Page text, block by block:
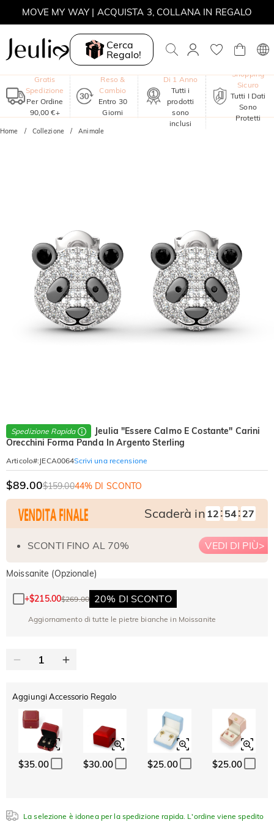
MOVE MY WAY | ACQUISTA 3, COLLANA IN REGALO
Cerca
Regalo!
Gratis
Spedizione
Per Ordine
90,00 €+
Reso &
Cambio
Entro 30
Giorni
Di 1 Anno
Tutti i
prodotti
sono
inclusi
Shopping
Sicuro
Tutti I Dati
Sono
Protetti
Home Collezione Animale
Spedizione Rapida
Jeulia "Essere Calmo E Costante" Carini
Orecchini Forma Panda In Argento Sterling
Articolo#: JECA0064Scrivi una recensione
$89.00$159.0044% DI SCONTO
Scaderà in 12 : 54: 26
SCONTI FINO AL 70% VEDI DI PIÙ>
Moissanite (Opzionale)
+$215.00$269.00 20% DI SCONTO
Aggiornamento di tutte le pietre bianche in Moissanite
Aggiungi Accessorio Regalo
$35.00 $30.00 $25.00 $25.00
La selezione è idonea per la spedizione rapida. L'ordine viene spedito